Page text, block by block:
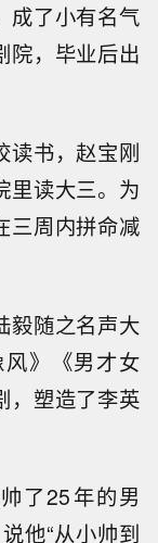
成了小有名气
院，毕业后出
读书，赵宝刚
里读大三。为
三周内拼命减
毅随之名声大
》《男才女
，塑造了李英
了25年的男
他“从小帅到